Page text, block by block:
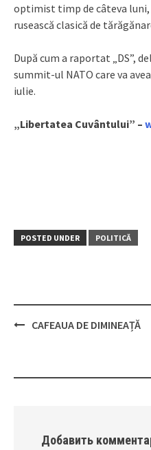
optimist timp de câteva luni,
rusească clasică de
După cum a raportat „DS”,
summit-ul NATO care va
iulie.
„Libertatea Cuvântului” –
POSTED UNDER POLITICĂ
CAFEAUA DE DIMINEAȚĂ
Добавить